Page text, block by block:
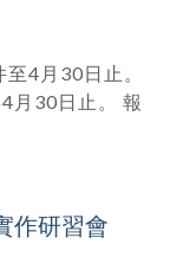
4月30日止。
月30日止。 報
作研習會